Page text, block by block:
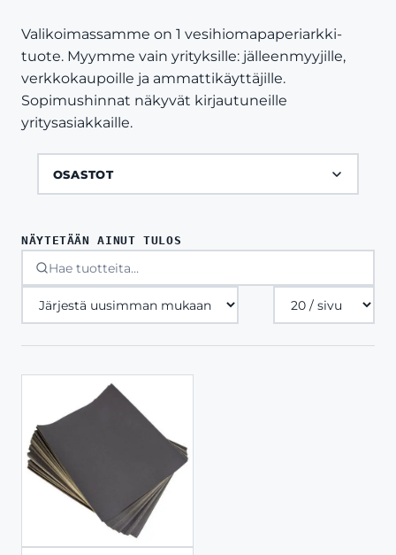
Valikoimassamme on 1 vesihiomapaperiarkki-
tuote. Myymme vain yrityksille: jälleenmyyjille,
verkkokaupoille ja ammattikäyttäjille.
Sopimushinnat näkyvät kirjautuneille
yritysasiakkaille.
OSASTOT
NÄYTETÄÄN AINUT TULOS
Tuotteita
sivulla